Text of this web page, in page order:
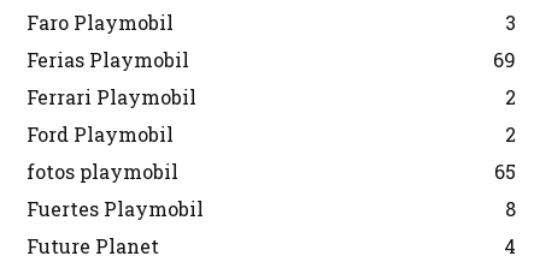
Faro Playmobil
3
Ferias Playmobil
69
Ferrari Playmobil
2
Ford Playmobil
2
fotos playmobil
65
Fuertes Playmobil
8
Future Planet
4